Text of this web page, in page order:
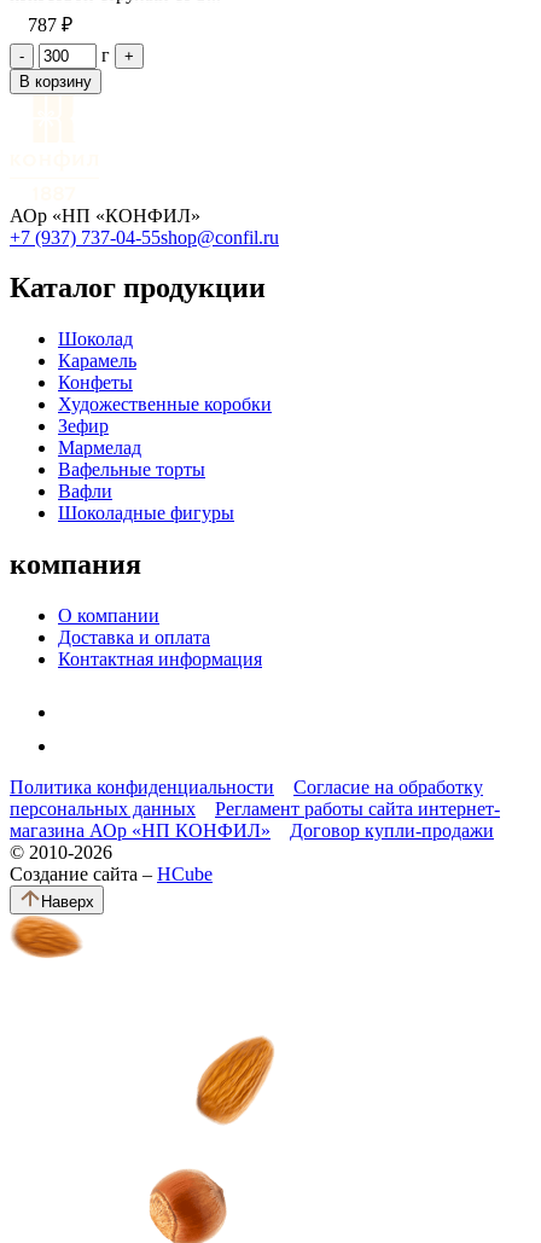
787 ₽
- г
+
В корзину
АОр «НП «КОНФИЛ»
+7 (937) 737-04-55shop@confil.ru
Каталог продукции
Шоколад
Карамель
Конфеты
Художественные коробки
Зефир
Мармелад
Вафельные торты
Вафли
Шоколадные фигуры
компания
О компании
Доставка и оплата
Контактная информация
Политика конфиденциальности
Согласие на обработку
персональных данных
Регламент работы сайта интернет-
магазина АОр «НП КОНФИЛ»
Договор купли-продажи
© 2010-2026
Создание сайта – HCube
Наверх